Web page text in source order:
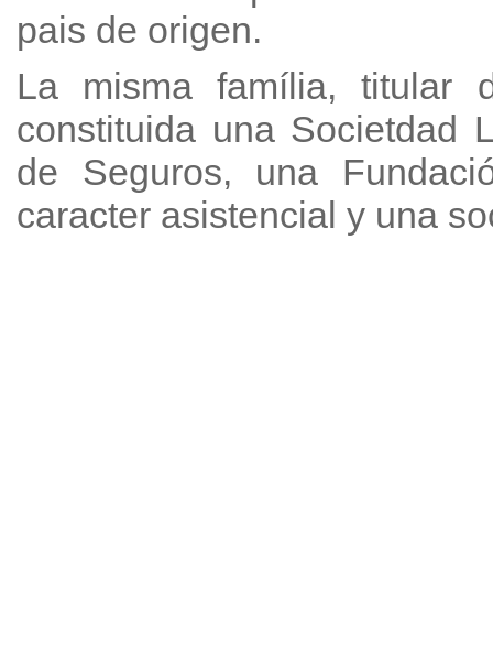
pais de origen.
La misma família, titular
constituida una Societdad
de Seguros, una
caracter asistencial y una